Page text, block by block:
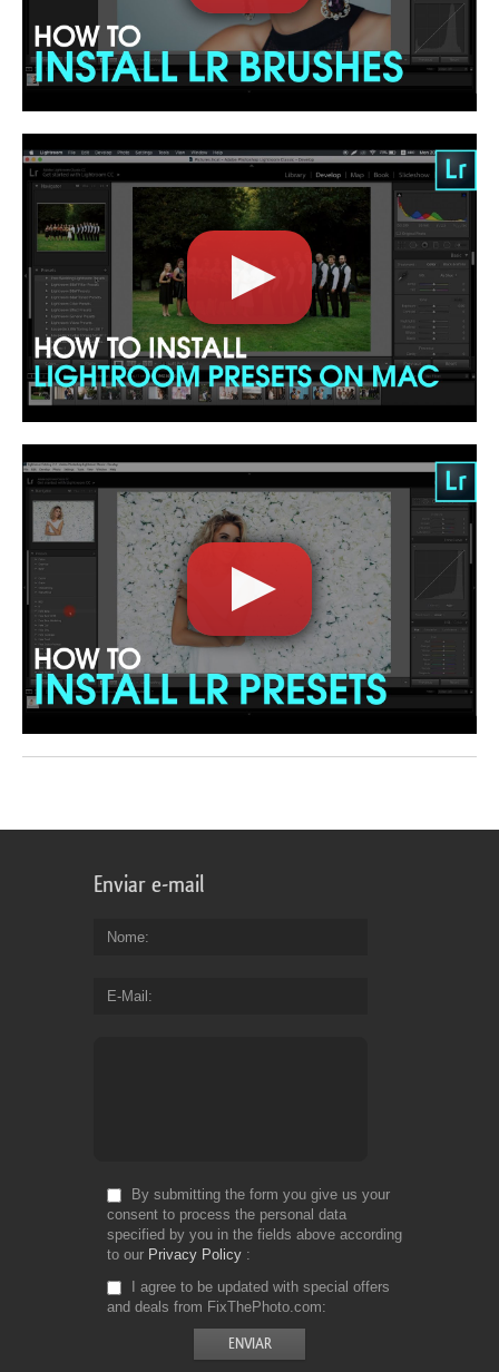
Enviar e-mail
Nome
E-Mail
By submitting the form you give us your
consent to process the personal data
specified by you in the fields above according
to our Privacy Policy
I agree to be updated with special offers
and deals from FixThePhoto.com